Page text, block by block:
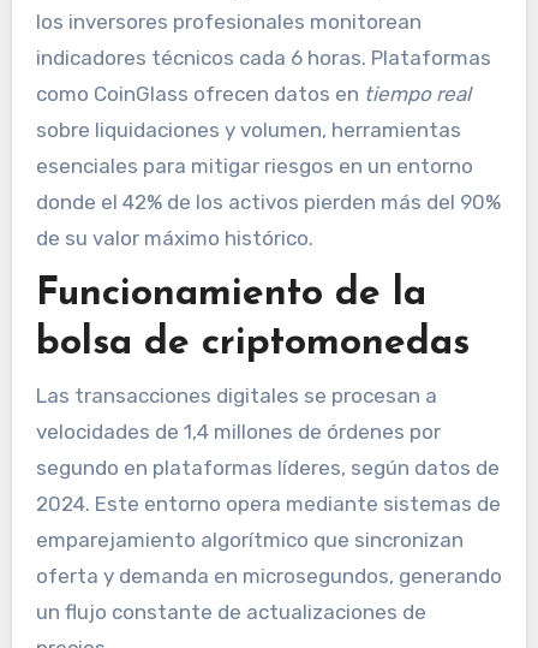
los inversores profesionales monitorean
indicadores técnicos cada 6 horas. Plataformas
como CoinGlass ofrecen datos en tiempo real
sobre liquidaciones y volumen, herramientas
esenciales para mitigar riesgos en un entorno
donde el 42% de los activos pierden más del 90%
de su valor máximo histórico.
Funcionamiento de la
bolsa de criptomonedas
Las transacciones digitales se procesan a
velocidades de 1,4 millones de órdenes por
segundo en plataformas líderes, según datos de
2024. Este entorno opera mediante sistemas de
emparejamiento algorítmico que sincronizan
oferta y demanda en microsegundos, generando
un flujo constante de actualizaciones de